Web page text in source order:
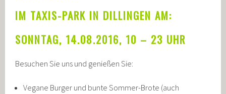
IM TAXIS-PARK IN DILLINGEN AM:
SONNTAG, 14.08.2016, 10 – 23 UHR
Besuchen Sie uns und genießen Sie:
Vegane Burger und bunte Sommer-Brote (auch